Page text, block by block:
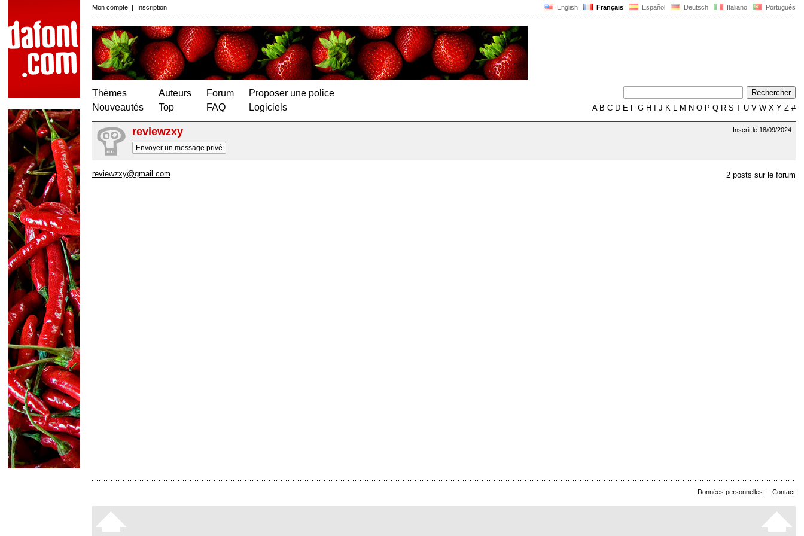
English Français Español Deutsch Italiano Português
Mon compte | Inscription
Thèmes
Nouveautés
Auteurs
Top
Forum
FAQ
Proposer une police
Logiciels
AB C D E F G H J K L M N O P Q R S T U V W X Y Z #
Inscrit le 18/09/2024
reviewzxy
Envoyer un message privé
2 posts sur le forum
reviewzxy@gmail.com
Données personnelles - Contact